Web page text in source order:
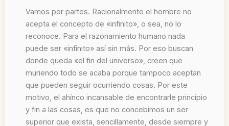
Vamos por partes. Racionalmente el hombre no
acepta el concepto de «infinito», o sea, no lo
reconoce. Para el razonamiento humano nada
puede ser «infinito» así sin más. Por eso buscan
donde queda «el fin del universo», creen que
muriendo todo se acaba porque tampoco aceptan
que pueden seguir ocurriendo cosas. Por este
motivo, el ahínco incansable de encontrarle principio
y fin a las cosas, es que no concebimos un ser
superior que exista, sencillamente, desde siempre y